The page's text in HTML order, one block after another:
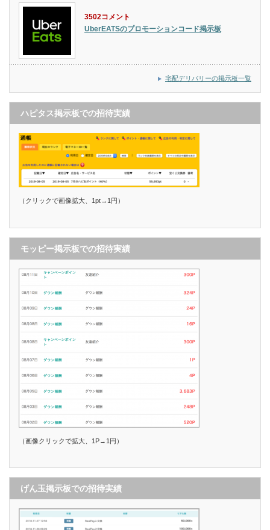
3502コメント
UberEATSのプロモーションコード掲示板
宅配デリバリーの掲示板一覧
ハピタス掲示板での招待実績
（クリックで画像拡大、1pt→1円）
モッピー掲示板での招待実績
（画像クリックで拡大、1P→1円）
げん玉掲示板での招待実績